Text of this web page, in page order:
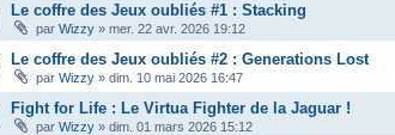
Le coffre des Jeux oubliés #1 : Stacking
par Wizzy » mer. 22 avr. 2026 19:12
Le coffre des Jeux oubliés #2 : Generations Lost
par Wizzy » dim. 10 mai 2026 16:47
Fight for Life : Le Virtua Fighter de la Jaguar !
par Wizzy » dim. 01 mars 2026 15:12